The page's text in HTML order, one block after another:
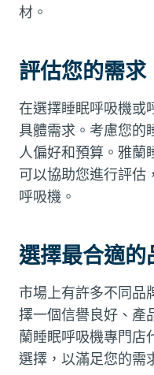
材。
評估您的需求
在選擇睡眠呼吸機或
具體需求。考慮您的
人偏好和預算。雅蘭
可以協助您進行評估
呼吸機。
選擇最合適的
市場上有許多不同品
擇一個信譽良好、產
蘭睡眠呼吸機專門店
選擇，以滿足您的需